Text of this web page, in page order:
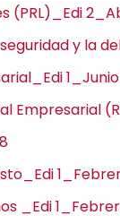
(PRL)_Edi
y la
1_Junio
Empresarial
_Edi